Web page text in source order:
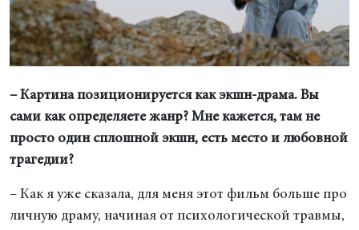
– Картина позиционируется как экшн-драма. Вы
сами как определяете жанр? Мне кажется, там не
просто один сплошной экшн, есть место и любовной
трагедии?
– Как я уже сказала, для меня этот фильм больше про
личную драму, начиная от психологической травмы,